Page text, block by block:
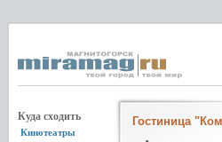
Куда сходить
Кинотеатры
Гостиница